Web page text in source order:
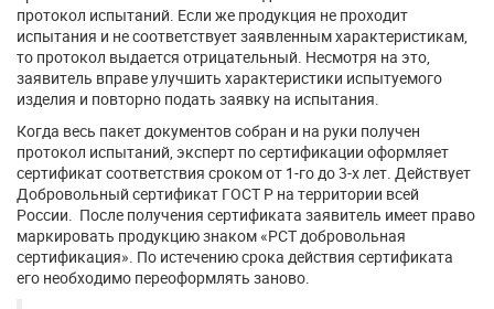
протокол испытаний. Если же продукция не проходит
испытания и не соответствует заявленным характеристикам,
то протокол выдается отрицательный. Несмотря на это,
заявитель вправе улучшить характеристики испытуемого
изделия и повторно подать заявку на испытания.
Когда весь пакет документов собран и на руки получен
протокол испытаний, эксперт по сертификации оформляет
сертификат соответствия сроком от 1-го до 3-х лет. Действует
Добровольный сертификат ГОСТ Р на территории всей
России. После получения сертификата заявитель имеет право
маркировать продукцию знаком «РСТ добровольная
сертификация». По истечению срока действия сертификата
его необходимо переоформлять заново.